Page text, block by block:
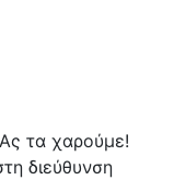
τα χαρούμε!
διεύθυνση